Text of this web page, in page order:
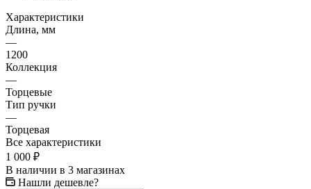
Характеристики
Длина, мм
—
1200
Коллекция
—
Торцевые
Тип ручки
—
Торцевая
Все характеристики
1 000 ₽
В наличии в 3 магазинах
Нашли дешевле?